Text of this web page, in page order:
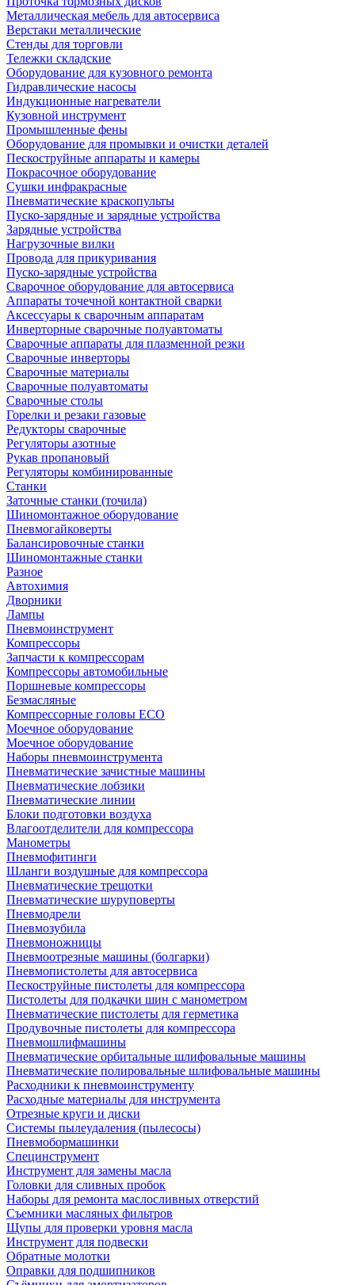
Металлическая мебель для автосервиса
Верстаки металлические
Стенды для торговли
Тележки складские
Оборудование для кузовного ремонта
Гидравлические насосы
Индукционные нагреватели
Кузовной инструмент
Промышленные фены
Оборудование для промывки и очистки деталей
Пескоструйные аппараты и камеры
Покрасочное оборудование
Сушки инфракрасные
Пневматические краскопульты
Пуско-зарядные и зарядные устройства
Зарядные устройства
Нагрузочные вилки
Провода для прикуривания
Пуско-зарядные устройства
Сварочное оборудование для автосервиса
Аппараты точечной контактной сварки
Аксессуары к сварочным аппаратам
Инверторные сварочные полуавтоматы
Сварочные аппараты для плазменной резки
Сварочные инверторы
Сварочные материалы
Сварочные полуавтоматы
Сварочные столы
Горелки и резаки газовые
Редукторы сварочные
Регуляторы азотные
Рукав пропановый
Регуляторы комбинированные
Станки
Заточные станки (точила)
Шиномонтажное оборудование
Пневмогайковерты
Балансировочные станки
Шиномонтажные станки
Разное
Автохимия
Дворники
Лампы
Пневмоинструмент
Компрессоры
Запчасти к компрессорам
Компрессоры автомобильные
Поршневые компрессоры
Безмасляные
Компрессорные головы ECO
Моечное оборудование
Моечное оборудование
Наборы пневмоинструмента
Пневматические зачистные машины
Пневматические лобзики
Пневматические линии
Блоки подготовки воздуха
Влагоотделители для компрессора
Манометры
Пневмофитинги
Шланги воздушные для компрессора
Пневматические трещотки
Пневматические шуруповерты
Пневмодрели
Пневмозубила
Пневмоножницы
Пневмоотрезные машины (болгарки)
Пневмопистолеты для автосервиса
Пескоструйные пистолеты для компрессора
Пистолеты для подкачки шин с манометром
Пневматические пистолеты для герметика
Продувочные пистолеты для компрессора
Пневмошлифмашины
Пневматические орбитальные шлифовальные машины
Пневматические полировальные шлифовальные машины
Расходники к пневмоинструменту
Расходные материалы для инструмента
Отрезные круги и диски
Системы пылеудаления (пылесосы)
Пневмобормашинки
Специнструмент
Инструмент для замены масла
Головки для сливных пробок
Наборы для ремонта маслосливных отверстий
Съемники масляных фильтров
Щупы для проверки уровня масла
Инструмент для подвески
Обратные молотки
Оправки для подшипников